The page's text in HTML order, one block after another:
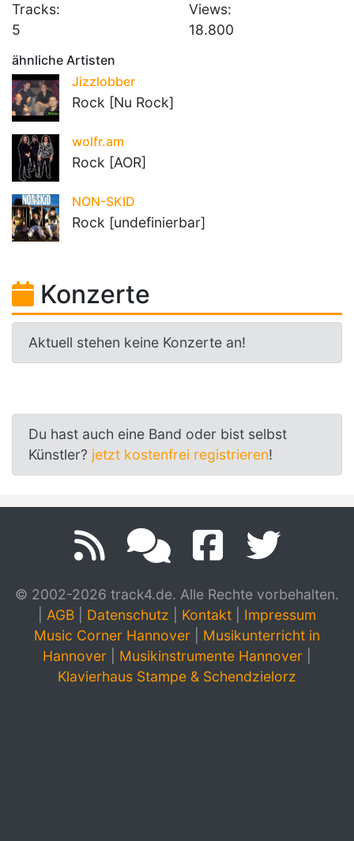
Tracks:
5
Views:
18.800
ähnliche Artisten
Jizzlobber
Rock [Nu Rock]
wolfr.am
Rock [AOR]
NON-SKID
Rock [undefinierbar]
Konzerte
Aktuell stehen keine Konzerte an!
Du hast auch eine Band oder bist selbst
Künstler? jetzt kostenfrei registrieren!
© 2002-2026 track4.de. Alle Rechte vorbehalten.
AGB Datenschutz Kontakt
Impressum
Music Corner Hannover
Musikunterricht in
Hannover
Musikinstrumente Hannover
Klavierhaus Stampe & Schendzielorz